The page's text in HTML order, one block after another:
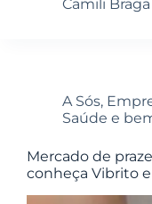
Camili Braga
A Sós,
Saúde e
Mercado de
conheça Vibrito